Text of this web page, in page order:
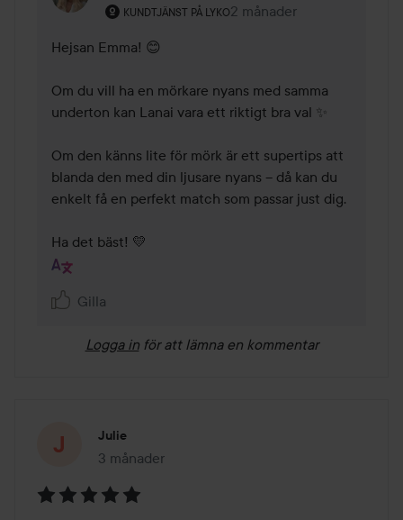
KUNDTJÄNST PÅ LYKO
Användarens roll: Kundtjänst på Lyko.
2 månader
Kommentaren lades 2
Hejsan Emma! 😊
Om du vill ha en mörkare nyans med samma
underton kan Lanai vara ett riktigt bra val ✨
Om den känns lite för mörk är ett supertips att
blanda den med din ljusare nyans – då kan du
enkelt få en perfekt match som passar just dig.
Ha det bäst! 💛
Gilla
Logga in för att lämna en kommentar
Julie
3 månader
Inlägget skapades 3 månader